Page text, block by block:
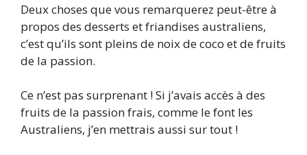
Deux choses que vous remarquerez peut-être à
propos des desserts et friandises australiens,
c’est qu’ils sont pleins de noix de coco et de fruits
de la passion.
Ce n’est pas surprenant ! Si j’avais accès à des
fruits de la passion frais, comme le font les
Australiens, j’en mettrais aussi sur tout !